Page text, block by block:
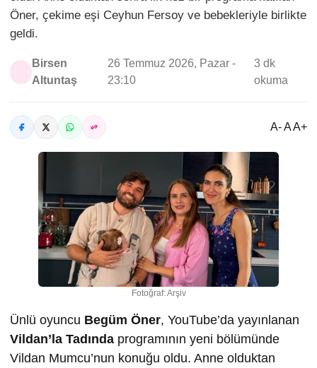
Öner, çekime eşi Ceyhun Fersoy ve bebekleriyle birlikte
geldi.
Birsen
Altuntaş
26 Temmuz 2026, Pazar -
23:10
3 dk
okuma
A- A A+
Fotoğraf: Arşiv
Ünlü oyuncu Begüm Öner, YouTube’da yayınlanan
Vildan’la Tadında programının yeni bölümünde
Vildan Mumcu’nun konuğu oldu. Anne olduktan